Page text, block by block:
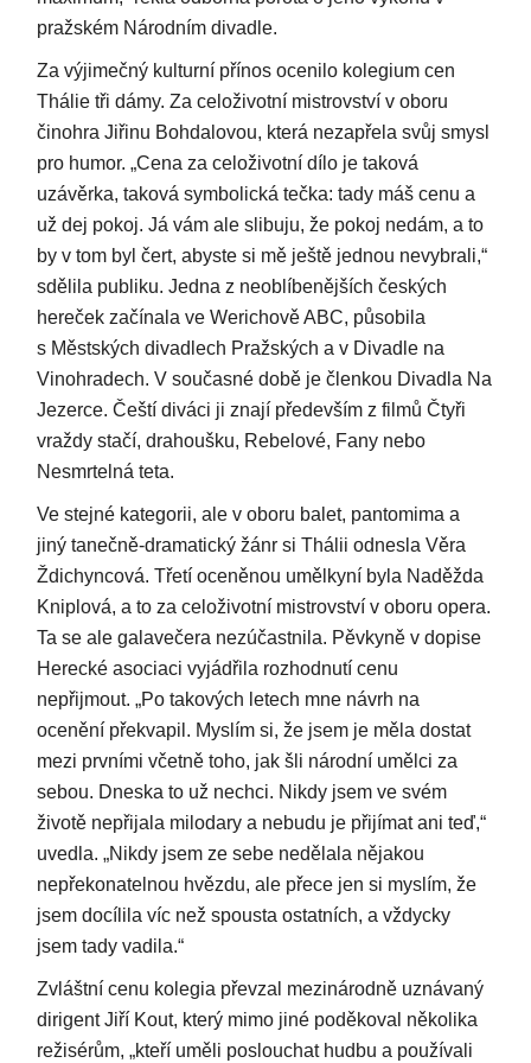
pražském Národním divadle.
Za výjimečný kulturní přínos ocenilo kolegium cen
Thálie tři dámy. Za celoživotní mistrovství v oboru
činohra Jiřinu Bohdalovou, která nezapřela svůj smysl
pro humor. „Cena za celoživotní dílo je taková
uzávěrka, taková symbolická tečka: tady máš cenu a
už dej pokoj. Já vám ale slibuju, že pokoj nedám, a to
by v tom byl čert, abyste si mě ještě jednou nevybrali,“
sdělila publiku. Jedna z neoblíbenějších českých
hereček začínala ve Werichově ABC, působila
s Městských divadlech Pražských a v Divadle na
Vinohradech. V současné době je členkou Divadla Na
Jezerce. Čeští diváci ji znají především z filmů Čtyři
vraždy stačí, drahoušku, Rebelové, Fany nebo
Nesmrtelná teta.
Ve stejné kategorii, ale v oboru balet, pantomima a
jiný tanečně-dramatický žánr si Thálii odnesla Věra
Ždichyncová. Třetí oceněnou umělkyní byla Naděžda
Kniplová, a to za celoživotní mistrovství v oboru opera.
Ta se ale galavečera nezúčastnila. Pěvkyně v dopise
Herecké asociaci vyjádřila rozhodnutí cenu
nepřijmout. „Po takových letech mne návrh na
ocenění překvapil. Myslím si, že jsem je měla dostat
mezi prvními včetně toho, jak šli národní umělci za
sebou. Dneska to už nechci. Nikdy jsem ve svém
životě nepřijala milodary a nebudu je přijímat ani teď,“
uvedla. „Nikdy jsem ze sebe nedělala nějakou
nepřekonatelnou hvězdu, ale přece jen si myslím, že
jsem docílila víc než spousta ostatních, a vždycky
jsem tady vadila.“
Zvláštní cenu kolegia převzal mezinárodně uznávaný
dirigent Jiří Kout, který mimo jiné poděkoval několika
režisérům, „kteří uměli poslouchat hudbu a používali